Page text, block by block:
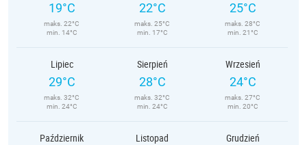
19°C
maks. 22°C
min. 14°C
22°C
maks. 25°C
min. 17°C
25°C
maks. 28°C
min. 21°C
Lipiec
29°C
maks. 32°C
min. 24°C
Sierpień
28°C
maks. 32°C
min. 24°C
Wrzesień
24°C
maks. 27°C
min. 20°C
Październik Listopad Grudzień